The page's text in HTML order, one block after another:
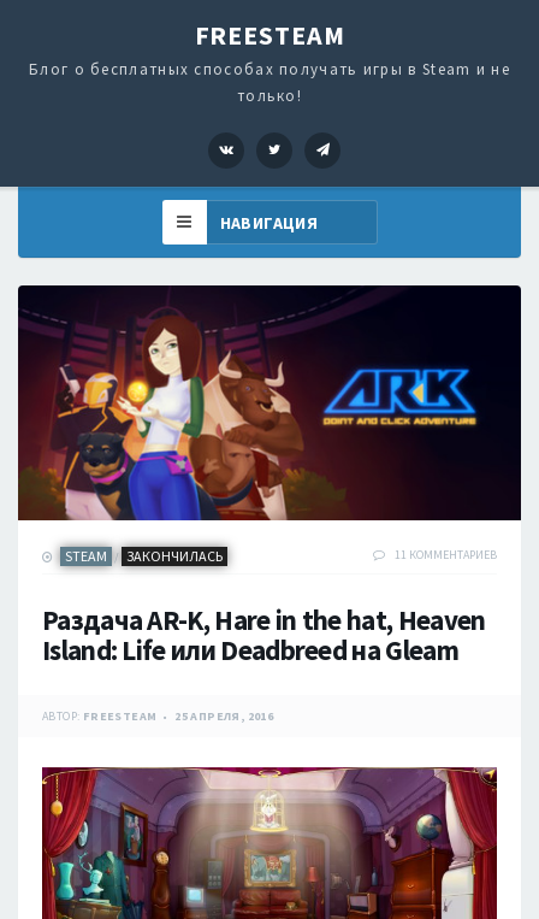
FREESTEAM
Блог о бесплатных способах получать игры в Steam и не
только!
VK Twitter
STEAM / ЗАКОНЧИЛАСЬ 11 КОММЕНТАРИЕВ
Раздача AR-K, Hare in the hat, Heaven
Island: Life или Deadbreed на Gleam
АВТОР: FREESTEAM 25 АПРЕЛЯ, 2016